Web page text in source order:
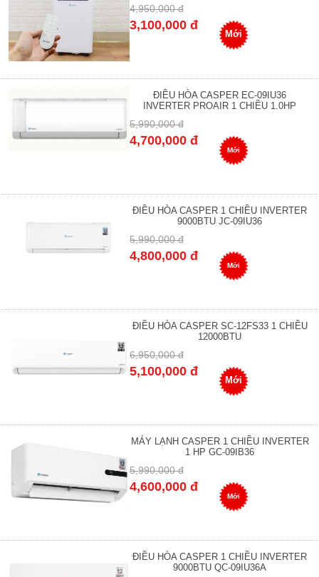
4,950,000 đ
3,100,000 đ
Mới
ĐIỀU HÒA CASPER EC-09IU36
INVERTER PROAIR 1 CHIỀU 1.0HP
5,990,000 đ
4,700,000 đ
Mới
ĐIỀU HÒA CASPER 1 CHIỀU INVERTER
9000BTU JC-09IU36
5,990,000 đ
4,800,000 đ
Mới
ĐIỀU HÒA CASPER SC-12FS33 1 CHIỀU
12000BTU
6,950,000 đ
5,100,000 đ
Mới
MÁY LẠNH CASPER 1 CHIỀU INVERTER
1 HP GC-09IB36
5,990,000 đ
4,600,000 đ
Mới
ĐIỀU HÒA CASPER 1 CHIỀU INVERTER
9000BTU QC-09IU36A